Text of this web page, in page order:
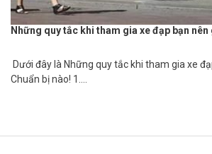
Những quy tắc khi tham gia xe đạp bạn nên
Dưới đây là Những quy tắc khi tham gia xe
Chuẩn bị nào! 1….